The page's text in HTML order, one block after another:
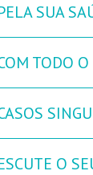
SUA
TODO
O